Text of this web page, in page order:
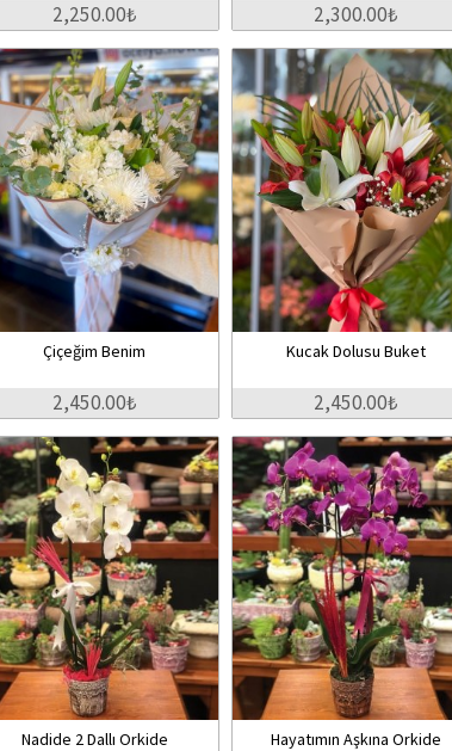
2,250.00₺ 2,300.00₺
Çiçeğim Benim
2,450.00₺
Kucak Dolusu Buket
2,450.00₺
Nadide 2 Dallı Orkide Hayatımın Aşkına Orkide